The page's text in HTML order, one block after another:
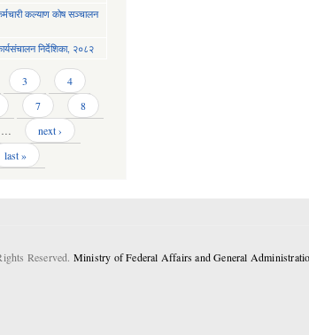
कल्याण कोष सञ्चालन
निर्देशिका, २०८२
3
4
7
8
…
next ›
last »
Reserved. Ministry of Federal Affairs and General